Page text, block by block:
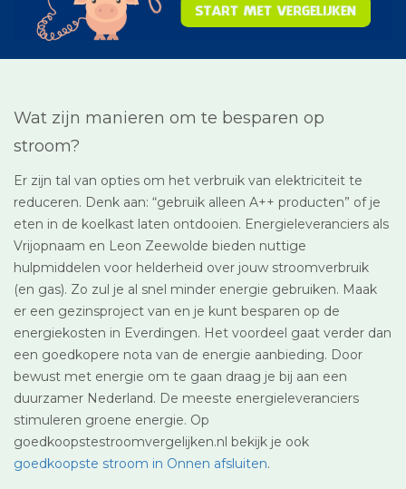
Wat zijn manieren om te besparen op
stroom?
Er zijn tal van opties om het verbruik van elektriciteit te
reduceren. Denk aan: “gebruik alleen A++ producten” of je
eten in de koelkast laten ontdooien. Energieleveranciers als
Vrijopnaam en Leon Zeewolde bieden nuttige
hulpmiddelen voor helderheid over jouw stroomverbruik
(en gas). Zo zul je al snel minder energie gebruiken. Maak
er een gezinsproject van en je kunt besparen op de
energiekosten in Everdingen. Het voordeel gaat verder dan
een goedkopere nota van de energie aanbieding. Door
bewust met energie om te gaan draag je bij aan een
duurzamer Nederland. De meeste energieleveranciers
stimuleren groene energie. Op
goedkoopstestroomvergelijken.nl bekijk je ook
goedkoopste stroom in Onnen afsluiten.